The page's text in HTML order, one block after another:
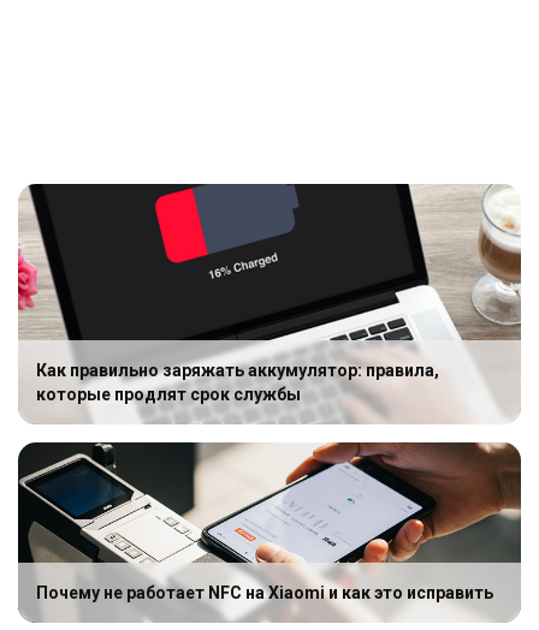
Как правильно заряжать аккумулятор: правила,
которые продлят срок службы
Почему не работает NFC на Xiaomi и как это исправить